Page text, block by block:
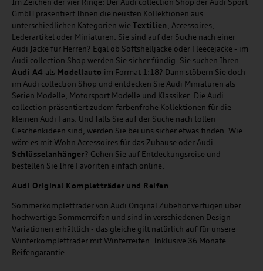
Im Zeichen der vier Ringe: Der Audi collection Shop der Audi Sport
GmbH präsentiert Ihnen die neusten Kollektionen aus
unterschiedlichen Kategorien wie Textilien, Accessoires,
Lederartikel oder Miniaturen. Sie sind auf der Suche nach einer
Audi Jacke für Herren? Egal ob Softshelljacke oder Fleecejacke - im
Audi collection Shop werden Sie sicher fündig. Sie suchen Ihren
Audi A4 als Modellauto im Format 1:18? Dann stöbern Sie doch
im Audi collection Shop und entdecken Sie Audi Miniaturen als
Serien Modelle, Motorsport Modelle und Klassiker. Die Audi
collection präsentiert zudem farbenfrohe Kollektionen für die
kleinen Audi Fans. Und falls Sie auf der Suche nach tollen
Geschenkideen sind, werden Sie bei uns sicher etwas finden. Wie
wäre es mit Wohn Accessoires für das Zuhause oder Audi
Schlüsselanhänger? Gehen Sie auf Entdeckungsreise und
bestellen Sie Ihre Favoriten einfach online.
Audi Original Kompletträder und Reifen
Sommerkompletträder von Audi Original Zubehör verfügen über
hochwertige Sommerreifen und sind in verschiedenen Design-
Variationen erhältlich - das gleiche gilt natürlich auf für unsere
Winterkompletträder mit Winterreifen. Inklusive 36 Monate
Reifengarantie.